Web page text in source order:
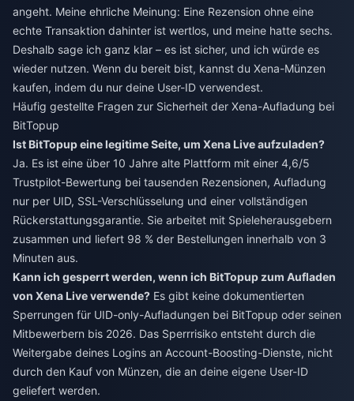
angeht. Meine ehrliche Meinung: Eine Rezension ohne eine
echte Transaktion dahinter ist wertlos, und meine hatte sechs.
Deshalb sage ich ganz klar – es ist sicher, und ich würde es
wieder nutzen. Wenn du bereit bist, kannst du Xena-Münzen
kaufen, indem du nur deine User-ID verwendest.
Häufig gestellte Fragen zur Sicherheit der Xena-Aufladung bei
BitTopup
Ist BitTopup eine legitime Seite, um Xena Live aufzuladen?
Ja. Es ist eine über 10 Jahre alte Plattform mit einer 4,6/5
Trustpilot-Bewertung bei tausenden Rezensionen, Aufladung
nur per UID, SSL-Verschlüsselung und einer vollständigen
Rückerstattungsgarantie. Sie arbeitet mit Spieleherausgebern
zusammen und liefert 98 % der Bestellungen innerhalb von 3
Minuten aus.
Kann ich gesperrt werden, wenn ich BitTopup zum Aufladen
von Xena Live verwende? Es gibt keine dokumentierten
Sperrungen für UID-only-Aufladungen bei BitTopup oder seinen
Mitbewerbern bis 2026. Das Sperrrisiko entsteht durch die
Weitergabe deines Logins an Account-Boosting-Dienste, nicht
durch den Kauf von Münzen, die an deine eigene User-ID
geliefert werden.